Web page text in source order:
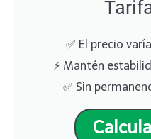
✅ El precio
⚡ Mantén
✅ Sin